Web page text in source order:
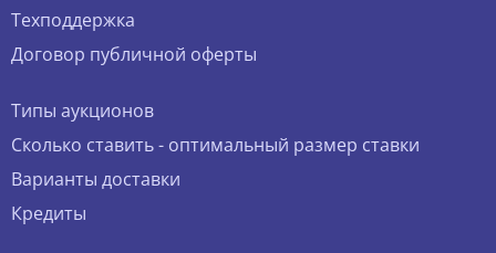
Техподдержка
Договор публичной оферты
Типы аукционов
Сколько ставить - оптимальный размер ставки
Варианты доставки
Кредиты